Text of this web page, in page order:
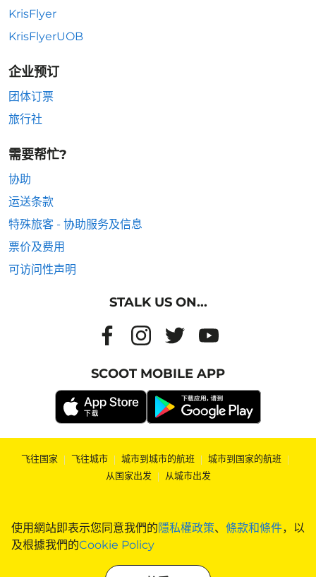
使用網站即表示您同意我們的隱私權政策、 條款和條件，以
及根據我們的Cookie Policy
KrisFlyer
KrisFlyerUOB
企业预订
团体订票
旅行社
需要帮忙?
协助
运送条款
特殊旅客 - 协助服务及信息
票价及费用
可访问性声明
STALK US ON...
SCOOT MOBILE APP
飞往国家 | 飞往城市 | 城市到城市的航班 | 城市到国家的航班 |
从国家出发 | 从城市出发